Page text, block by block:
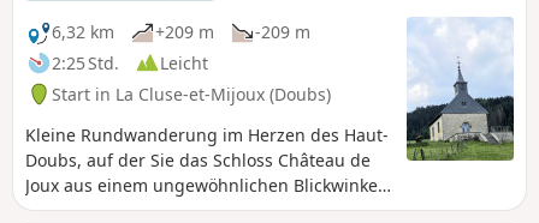
6,32 km
+209 m
-209 m
2:25 Std.
Leicht
Start in La Cluse-et-Mijoux (Doubs)
Kleine Rundwanderung im Herzen des Haut-
Doubs, auf der Sie das Schloss Château de
Joux aus einem ungewöhnlichen Blickwinkel
entdecken können.